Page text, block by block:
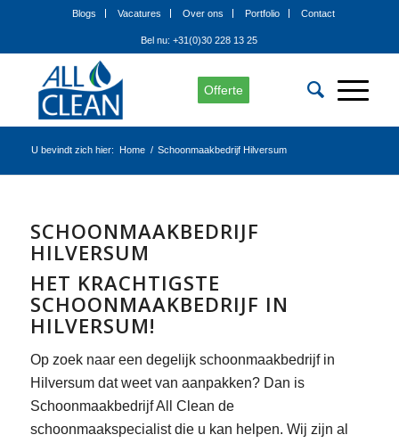
Blogs Vacatures Over ons Portfolio Contact
Bel nu: +31(0)30 228 13 25
Offerte
U bevindt zich hier: Home / Schoonmaakbedrijf Hilversum
SCHOONMAAKBEDRIJF
HILVERSUM
HET KRACHTIGSTE
SCHOONMAAKBEDRIJF IN
HILVERSUM!
Op zoek naar een degelijk schoonmaakbedrijf in
Hilversum dat weet van aanpakken? Dan is
Schoonmaakbedrijf All Clean de
schoonmaakspecialist die u kan helpen. Wij zijn al